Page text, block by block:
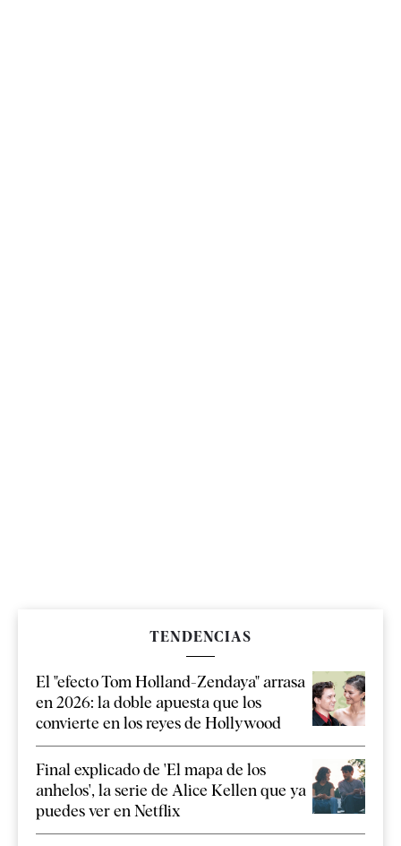
TENDENCIAS
El "efecto Tom Holland-Zendaya" arrasa
en 2026: la doble apuesta que los
convierte en los reyes de Hollywood
Final explicado de 'El mapa de los
anhelos', la serie de Alice Kellen que ya
puedes ver en Netflix